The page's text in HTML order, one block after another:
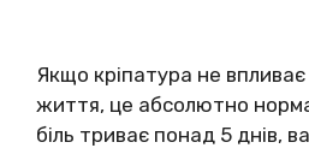
Якщо кріпатура не
життя, це абсолютно
біль триває понад 5 днів,